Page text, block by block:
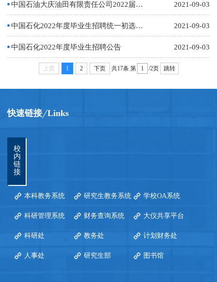
中国石油大庆油田有限责任公司2022届高校毕业生招聘启事 2021-09-03
中国石化2022年度毕业生招聘统一初选考试公告 2021-09-03
中国石化2022年度毕业生招聘公告 2021-09-03
上页 1 2 下页 共17条 第 /2页 跳转
快速链接 Links
校
内
链
接
本科教务系统 研究生教务系统 学校OA系统
科研管理系统 财务查询系统 大仪共享平台
科研处 教务处 计划财务处
人事处 研究生部 图书馆